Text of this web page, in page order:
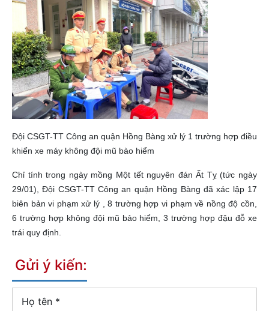
Đội CSGT-TT Công an quận Hồng Bàng xử lý 1 trường hợp điều
khiển xe máy không đội mũ bào hiểm
Chỉ tính trong ngày mồng Một tết nguyên đán Ất Tỵ (tức ngày
29/01), Đội CSGT-TT Công an quận Hồng Bàng đã xác lập 17
biên bản vi phạm xử lý , 8 trường hợp vi phạm về nồng độ cồn,
6 trường hợp không đội mũ bảo hiểm, 3 trường hợp đậu đỗ xe
trái quy định.
Gửi ý kiến:
Họ tên *